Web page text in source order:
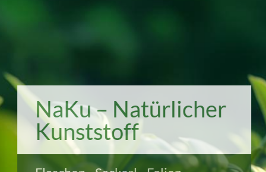
NaKu – Natürlicher
Kunststoff